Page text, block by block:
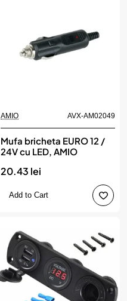
AMIO AVX-AM02049
Mufa bricheta EURO 12 /
24V cu LED, AMIO
20.43 lei
Add to Cart